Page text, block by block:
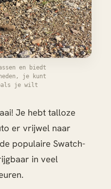
en biedt
je kunt
je wilt
Je hebt talloze
er vrijwel naar
populaire Swatch-
in veel